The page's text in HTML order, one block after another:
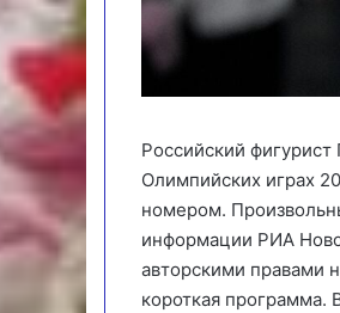
Российский
Олимпийских играх
номером.
информации РИА
авторскими правами
короткая программа.